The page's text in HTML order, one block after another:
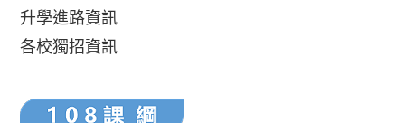
升學進路資訊
各校獨招資訊